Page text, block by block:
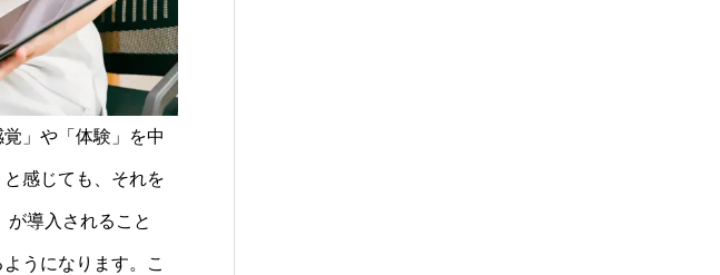
」や「体験」を中
感じても、それを
が導入されること
うになります。こ